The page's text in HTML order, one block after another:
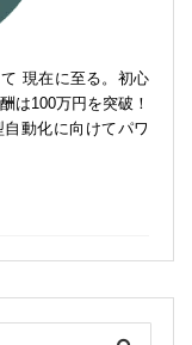
現在に至る。初心
は100万円を突破！
動化に向けてパワ